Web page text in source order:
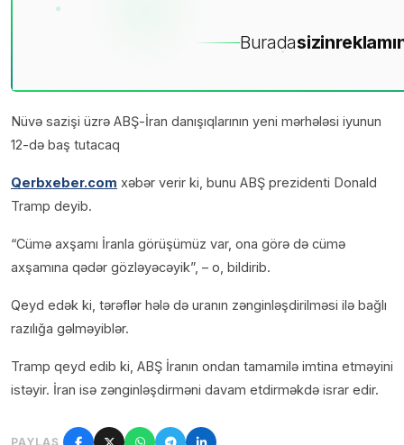
Buradasizin
Nüvə sazişi üzrə ABŞ-İran danışıqlarının yeni mərhələsi iyunun
12-də baş tutacaq
Qerbxeber.com xəbər verir ki, bunu ABŞ prezidenti Donald
Tramp deyib.
“Cümə axşamı İranla görüşümüz var, ona görə də cümə
axşamına qədər gözləyəcəyik”, – o, bildirib.
Qeyd edək ki, tərəflər hələ də uranın zənginləşdirilməsi ilə bağlı
razılığa gəlməyiblər.
Tramp qeyd edib ki, ABŞ İranın ondan tamamilə imtina etməyini
istəyir. İran isə zənginləşdirməni davam etdirməkdə israr edir.
PAYLAŞ